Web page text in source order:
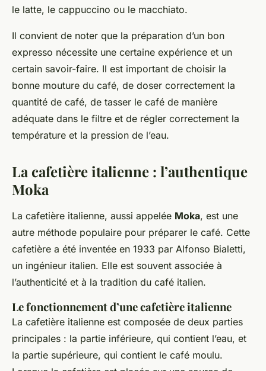
le latte, le cappuccino ou le macchiato.
Il convient de noter que la préparation d’un bon
expresso nécessite une certaine expérience et un
certain savoir-faire. Il est important de choisir la
bonne mouture du café, de doser correctement la
quantité de café, de tasser le café de manière
adéquate dans le filtre et de régler correctement la
température et la pression de l’eau.
La cafetière italienne : l’authentique
Moka
La cafetière italienne, aussi appelée Moka, est une
autre méthode populaire pour préparer le café. Cette
cafetière a été inventée en 1933 par Alfonso Bialetti,
un ingénieur italien. Elle est souvent associée à
l’authenticité et à la tradition du café italien.
Le fonctionnement d’une cafetière italienne
La cafetière italienne est composée de deux parties
principales : la partie inférieure, qui contient l’eau, et
la partie supérieure, qui contient le café moulu.